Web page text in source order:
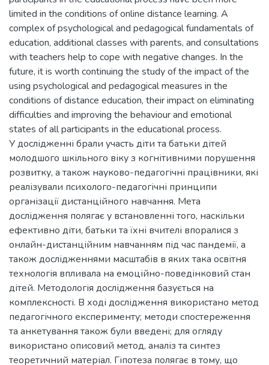
limited in the conditions of online distance learning. A
complex of psychological and pedagogical fundamentals of
education, additional classes with parents, and consultations
with teachers help to cope with negative changes. In the
future, it is worth continuing the study of the impact of the
using psychological and pedagogical measures in the
conditions of distance education, their impact on eliminating
difficulties and improving the behaviour and emotional
states of all participants in the educational process.
У дослідженні брали участь діти та батьки дітей
молодшого шкільного віку з когнітивними порушення
розвитку, а також науково-педагогічні працівники, які
реалізували психолого-педагогічні принципи
організації дистанційного навчання. Мета
дослідження полягає у встановленні того, наскільки
ефективно діти, батьки та їхні вчителі впоралися з
онлайн-дистанційним навчанням під час пандемії, а
також дослідженнями масштабів в яких така освітня
технологія впливала на емоційно-поведінковий стан
дітей. Методологія дослідження базується на
комплексності. В ході дослідження використано метод
педагогічного експерименту; методи спостереження
та анкетування також були введені; для огляду
використано описовий метод, аналіз та синтез
теоретичний матеріал. Гіпотеза полягає в тому, що